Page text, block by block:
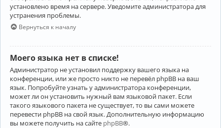
установлено время на сервере. Уведомите администратора для
устранения проблемы.
Вернуться к началу
Моего языка нет в списке!
Администратор не установил поддержку вашего языка на
конференции, или же просто никто не перевёл phpBB на ваш
язык. Попробуйте узнать у администратора конференции,
может ли он установить нужный вам языковой пакет. Если
такого языкового пакета не существует, то вы сами можете
перевести phpBB на свой язык. Дополнительную информацию
вы можете получить на сайте phpBB®.